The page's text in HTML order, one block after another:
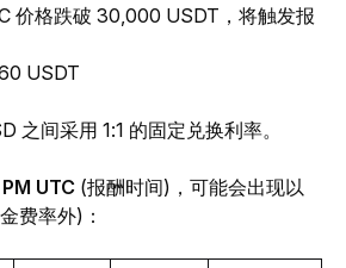
价格跌破 30,000 USDT，将触发报
USDT
之间采用 1:1 的固定兑换利率。
UTC (报酬时间)，可能会出现以
费率外)：